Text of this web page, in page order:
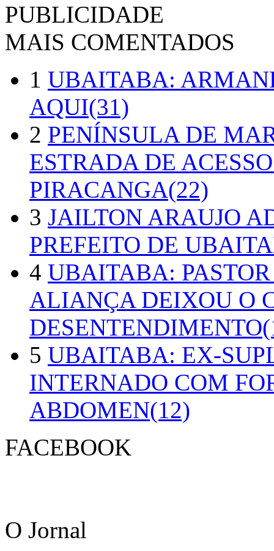
PUBLICIDADE
MAIS COMENTADOS
1 UBAITABA:
AQUI(31)
2 PENÍNSULA DE
ESTRADA DE
PIRACANGA(22)
3 JAILTON ARAUJO
PREFEITO DE
4 UBAITABA:
ALIANÇA DEIXOU O
5 UBAITABA: EX-
INTERNADO COM
ABDOMEN(12)
FACEBOOK
O Jornal